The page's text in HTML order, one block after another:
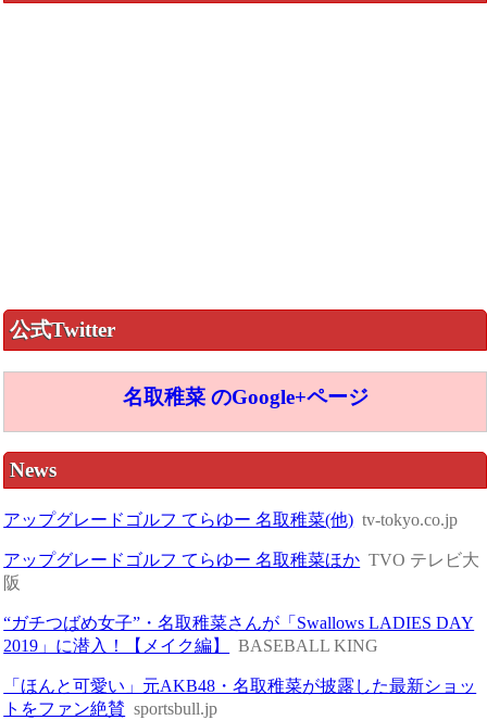
公式Twitter
名取稚菜 のGoogle+ページ
News
アップグレードゴルフ てらゆー 名取稚菜(他) tv-tokyo.co.jp
アップグレードゴルフ てらゆー 名取稚菜ほか TVO テレビ大
阪
“ガチつばめ女子”・名取稚菜さんが「Swallows LADIES DAY
2019」に潜入！【メイク編】
BASEBALL KING
「ほんと可愛い」元AKB48・名取稚菜が披露した最新ショッ
トをファン絶賛 sportsbull.jp